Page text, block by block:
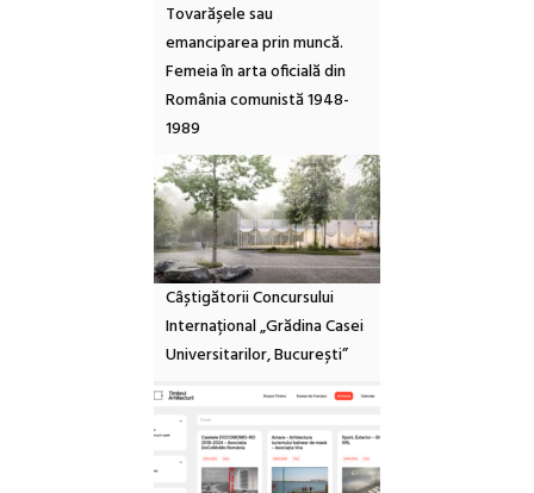
Tovarășele sau
emanciparea prin muncă.
Femeia în arta oficială din
România comunistă 1948-
1989
Câștigătorii Concursului
Internațional „Grădina Casei
Universitarilor, București”